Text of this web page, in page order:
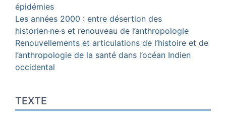
épidémies
Les années 2000 : entre désertion des
historien·ne·s et renouveau de l’anthropologie
Renouvellements et articulations de l’histoire et de
l’anthropologie de la santé dans l’océan Indien
occidental
TEXTE